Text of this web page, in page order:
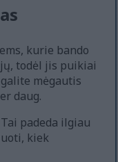
kurie bando
todėl jis puikiai
mėgautis
daug.
padeda ilgiau
kiek